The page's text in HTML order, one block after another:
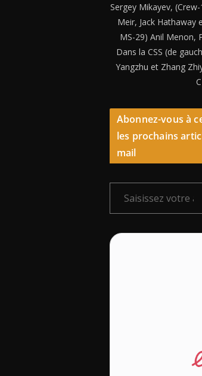
Sergey Mikayev,
Meir, Jack Hathaway
MS-29) Anil Menon,
Dans la CSS (de
Yangzhu et Zhang
Abonnez-vous à
les prochains
mail
Saisissez votre adresse e-mail…